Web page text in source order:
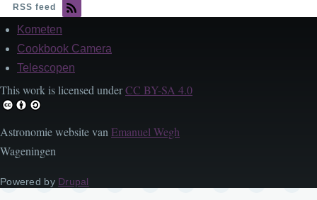
RSS feed
FooterKometen
Cookbook Camera
Telescopen
This work is licensed underCC BY-SA 4.0
Astronomie website van Emanuel Wegh
Wageningen
Powered by Drupal